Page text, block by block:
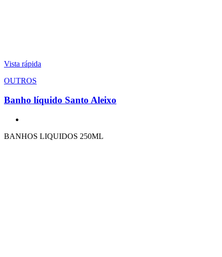
Vista rápida
OUTROS
Banho líquido Santo Aleixo
BANHOS LIQUIDOS 250ML